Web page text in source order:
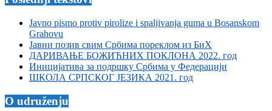
Javno pismo protiv pirolize i spaljivanja guma u Bosanskom
Grahovu
Јавни позив свим Србима пореклом из БиХ
ДАРИВАЊЕ БОЖИЋНИХ ПОКЛОНА 2022. год
Иницијатива за подршку Србима у Федерацији
ШКОЛА СРПСКОГ ЈЕЗИКА 2021. год
O udruženju